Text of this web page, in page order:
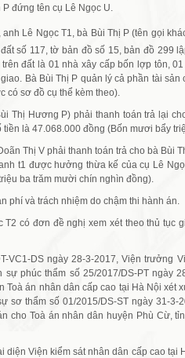
đứng tên cụ Lê Ngọc U.
Lê Ngọc T1, bà Bùi Thị P (tên gọi
số 117, tờ bản đồ số 15, bản đồ 299
đất là 01 nhà xây cấp bốn lợp tôn,
Bà Bùi Thị P quản lý cả phần tài
có sơ đồ cụ thể kèm theo).
Thị Hương P) phải thanh toán trả lại
là 47.068.000 đồng (Bốn mươi bẩy
Thị V phải thanh toán trả cho bà Bùi
t1 được hưởng thừa kế của cụ Lê
ba trăm mười chín nghìn đồng).
phí và trách nhiệm do chậm thi hành án.
T2 có đơn đề nghị xem xét theo thủ tục
VC1-DS ngày 28-3-2017, Viện trưởng
phúc thẩm số 25/2017/DS-PT ngày
Toà án nhân dân cấp cao tại Hà Nội xét
sơ thẩm số 01/2015/DS-ST ngày 31-
cho Toà án nhân dân huyện Phù Cừ,
diện Viện kiểm sát nhân dân cấp cao tại